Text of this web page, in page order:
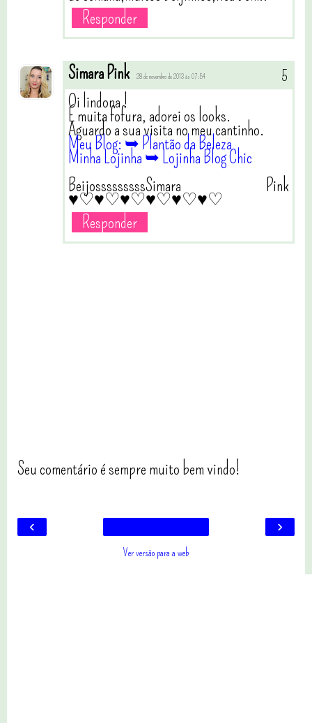
Responder
Simara Pink 28 de novembro de 2013 às 07:54
Oi lindona !
É muita fofura, adorei os looks.
Aguardo a sua visita no meu cantinho.
Meu Blog: ➥ Plantão da Beleza
Minha Lojinha ➥ Lojinha Blog Chic
BeijosssssssssSimara Pink
♥♡♥♡♥♡♥♡♥♡♥♡
Responder
Seu comentário é sempre muito bem vindo!
‹ ›
Ver versão para a web